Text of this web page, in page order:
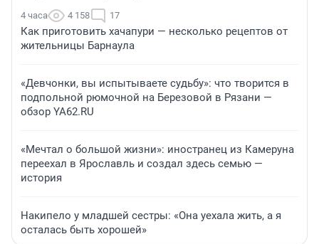
4 часа 4 158 17
Как приготовить хачапури — несколько рецептов от
жительницы Барнаула
«Девчонки, вы испытываете судьбу»: что творится в
подпольной рюмочной на Березовой в Рязани —
обзор YA62.RU
«Мечтал о большой жизни»: иностранец из Камеруна
переехал в Ярославль и создал здесь семью —
история
Накипело у младшей сестры: «Она уехала жить, а я
осталась быть хорошей»